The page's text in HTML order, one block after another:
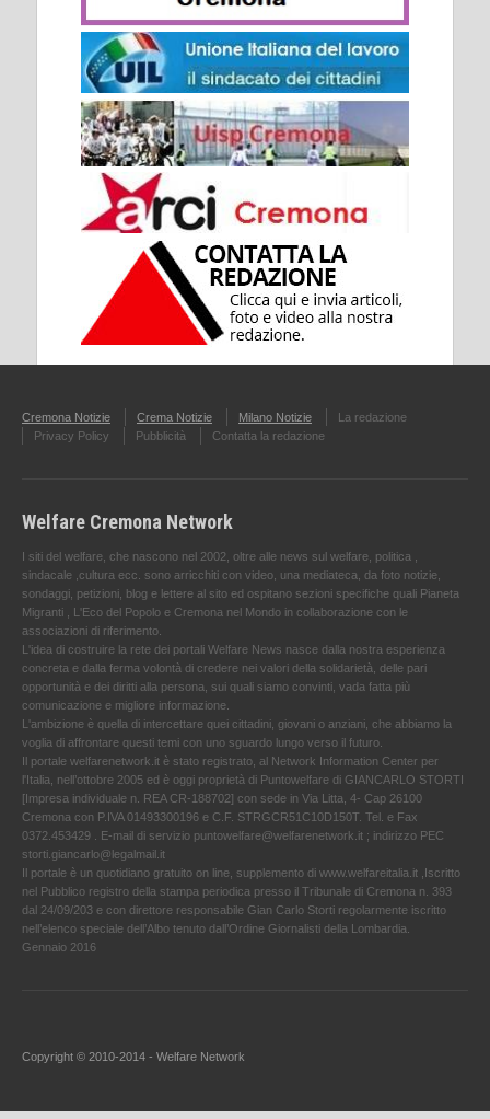
Cremona Notizie Crema Notizie Milano Notizie
La redazione
Privacy Policy
Pubblicità Contatta la redazione
Welfare Cremona Network
I siti del welfare, che nascono nel 2002, oltre alle news sul welfare, politica ,
sindacale ,cultura ecc. sono arricchiti con video, una mediateca, da foto notizie,
sondaggi, petizioni, blog e lettere al sito ed ospitano sezioni specifiche quali Pianeta
Migranti , L'Eco del Popolo e Cremona nel Mondo in collaborazione con le
associazioni di riferimento.
L'idea di costruire la rete dei portali Welfare News nasce dalla nostra esperienza
concreta e dalla ferma volontà di credere nei valori della solidarietà, delle pari
opportunità e dei diritti alla persona, sui quali siamo convinti, vada fatta più
comunicazione e migliore informazione.
L'ambizione è quella di intercettare quei cittadini, giovani o anziani, che abbiamo la
voglia di affrontare questi temi con uno sguardo lungo verso il futuro.
Il portale welfarenetwork.it è stato registrato, al Network Information Center per
l'Italia, nell’ottobre 2005 ed è oggi proprietà di Puntowelfare di GIANCARLO STORTI
[Impresa individuale n. REA CR-188702] con sede in Via Litta, 4- Cap 26100
Cremona con P.IVA 01493300196 e C.F. STRGCR51C10D150T. Tel. e Fax
0372.453429 . E-mail di servizio puntowelfare@welfarenetwork.it ; indirizzo PEC
storti.giancarlo@legalmail.it
Il portale è un quotidiano gratuito on line, supplemento di www.welfareitalia.it ,Iscritto
nel Pubblico registro della stampa periodica presso il Tribunale di Cremona n. 393
dal 24/09/203 e con direttore responsabile Gian Carlo Storti regolarmente iscritto
nell’elenco speciale dell’Albo tenuto dall’Ordine Giornalisti della Lombardia.
Gennaio 2016
Copyright © 2010-2014 - Welfare Network